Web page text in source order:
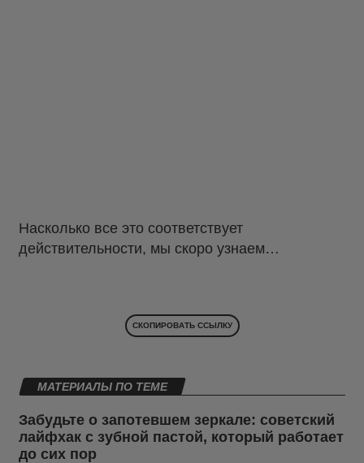
Насколько все это соответствует
действительности, мы скоро узнаем…
СКОПИРОВАТЬ ССЫЛКУ
МАТЕРИАЛЫ ПО ТЕМЕ
Забудьте о запотевшем зеркале: советский
лайфхак с зубной пастой, который работает
до сих пор